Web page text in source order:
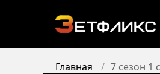
Главная 7 сезон 1